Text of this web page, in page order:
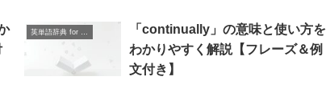
「continually」の意味と使い方を
わかりやすく解説【フレーズ＆例
文付き】